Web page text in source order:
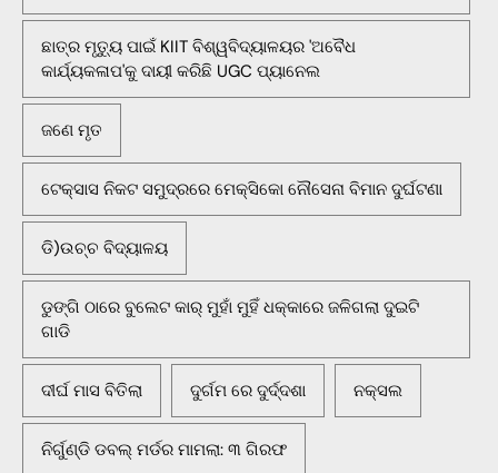
ଛାତ୍ର ମୃତ୍ୟୁ ପାଇଁ KIIT ବିଶ୍ୱବିଦ୍ୟାଳୟର 'ଅବୈଧ
କାର୍ଯ୍ୟକଳାପ'କୁ ଦାୟୀ କରିଛି UGC ପ୍ୟାନେଲ
ଜଣେ ମୃତ
ଟେକ୍ସାସ ନିକଟ ସମୁଦ୍ରରେ ମେକ୍ସିକୋ ନୌସେନା ବିମାନ ଦୁର୍ଘଟଣା
ଡି)ଉଚ୍ଚ ବିଦ୍ୟାଳୟ
ଡୁଙ୍ଗି ଠାରେ ବୁଲେଟ କାର୍ ମୁହାଁ ମୁହିଁ ଧକ୍କାରେ ଜଳିଗଲା ଦୁଇଟି
ଗାଡି
ଦୀର୍ଘ ମାସ ବିତିଲା ଦୁର୍ଗମ ରେ ଦୁର୍ଦ୍ଦଶା ନକ୍ସଲ
ନିର୍ଗୁଣ୍ଡି ଡବଲ୍ ମର୍ଡର ମାମଲା: ୩ ଗିରଫ